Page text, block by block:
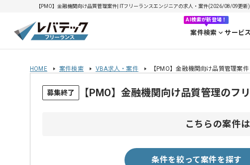
【PMO】金融機関向け品質管理案件| ITフリーランスエンジニアの求人・案件(2026/08/09更新)
AI検索が新登場！
案件検索 サービ
HOME 案件検索 VBA求人・案件 【PMO】金融機関向け品質管理案件
募集終了 【PMO】金融機関向け品質管理のフ
こちらの案件
条件を絞って案件を探す